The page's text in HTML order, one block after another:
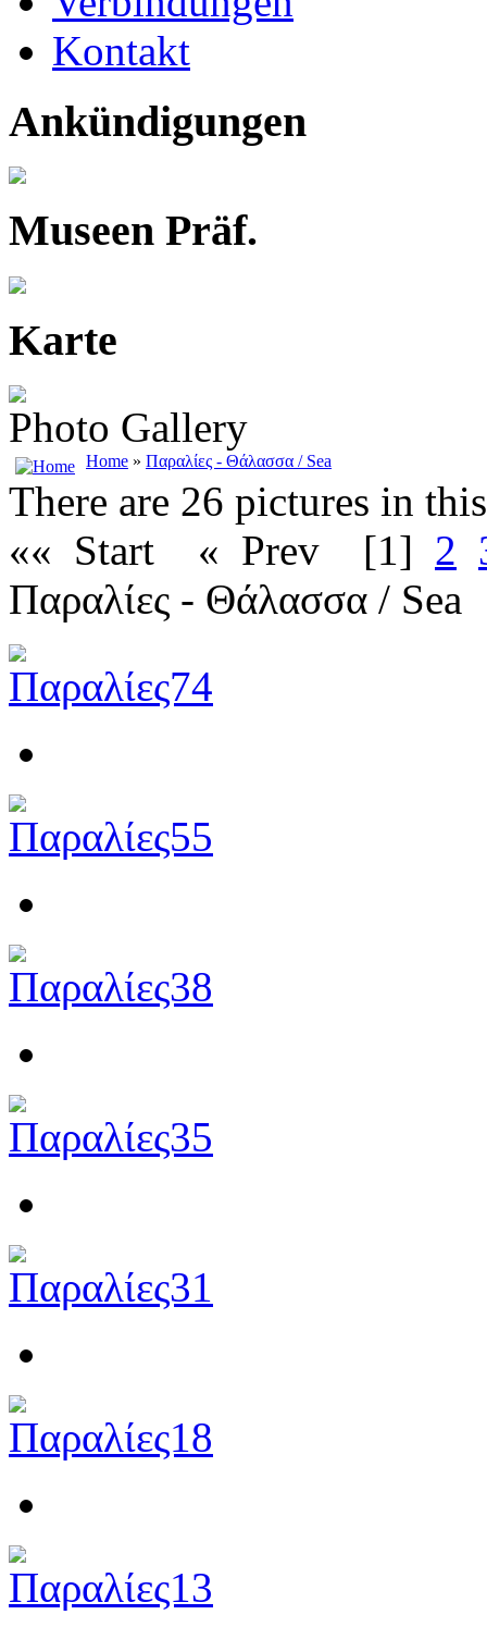
Kontakt
Ankündigungen
Museen Präf.
Karte
Photo Gallery
Home » Παραλίες - Θάλασσα / Sea
There are 26 pictures in
«« Start
« Prev [1] 2
Παραλίες - Θάλασσα / Sea